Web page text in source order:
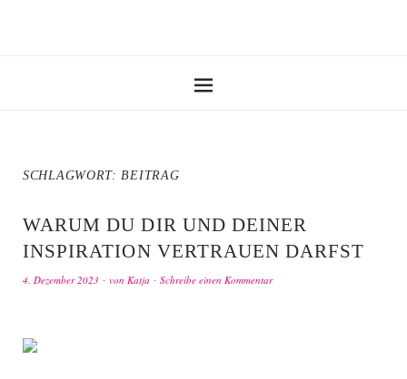
SCHLAGWORT:BEITRAG
WARUM DU DIR UND DEINER
INSPIRATION VERTRAUEN DARFST
4. Dezember 2023 von Katja Schreibe einen Kommentar